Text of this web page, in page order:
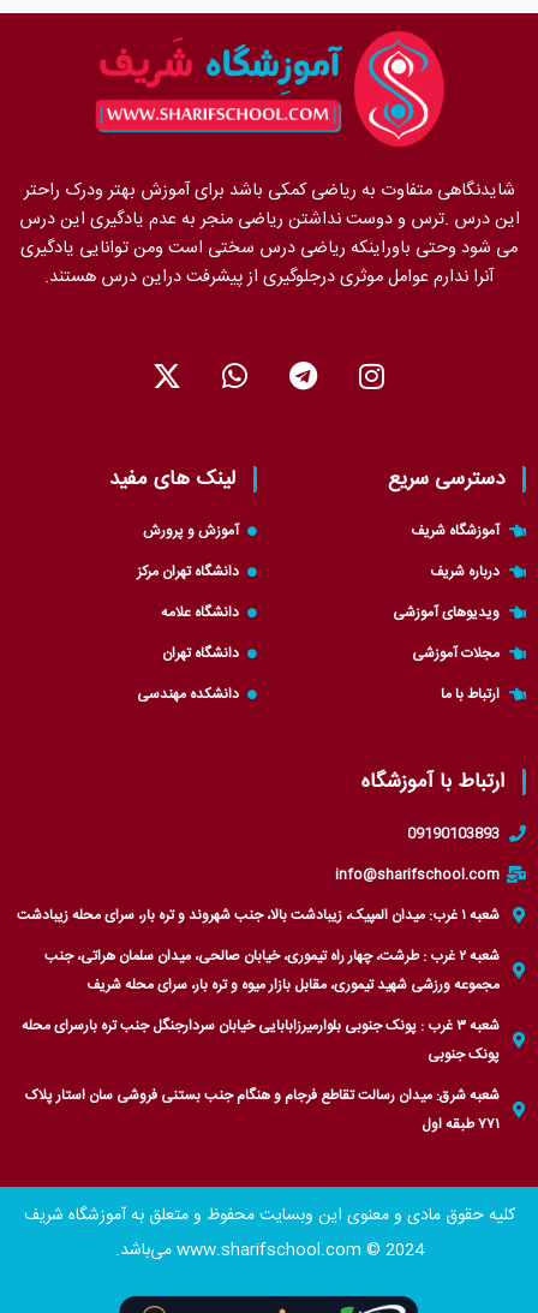
شایدنگاهی متفاوت به ریاضی کمکی باشد برای آموزش بهتر ودرک راحتر
این درس .ترس و دوست نداشتن ریاضی منجر به عدم یادگیری این درس
می شود وحتی باوراینکه ریاضی درس سختی است ومن توانایی یادگیری
آنرا ندارم عوامل موثری درجلوگیری از پیشرفت دراین درس هستند.
I
n
T
e
W
h
s
a
p
p
X
-
i
t
t
e
r
دسترسی سریع
آموزشگاه شریف
درباره شریف
ویدیوهای آموزشی
مجلات آموزشی
ارتباط با ما
لینک های مفید
آموزش و پرورش
دانشگاه تهران مرکز
دانشگاه علامه
دانشگاه تهران
دانشکده مهندسی
ارتباط با آموزشگاه
09190103893
info@sharifschool.com
شعبه ۱ غرب: میدان المپیک، زیبادشت بالا، جنب شهروند و تره بار، سرای محله زیبادشت
شعبه ۲ غرب : طرشت، چهار راه تیموری، خیابان صالحی، میدان سلمان هراتی، جنب
مجموعه ورزشی شهید تیموری، مقابل بازار میوه و تره بار، سرای محله شریف
شعبه ۳ غرب : پونک جنوبی بلوارمیرزابابایی خیابان سردارجنگل جنب تره بارسرای محله
پونک جنوبی
شعبه شرق: میدان رسالت تقاطع فرجام و هنگام جنب بستنی فروشی سان استار پلاک
۷۷۱ طبقه اول
کلیه حقوق مادی و معنوی این وبسایت محفوظ و متعلق به آموزشگاه شریف
www.sharifschool.com © 2024 می‌باشد.